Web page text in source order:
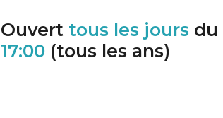
Ouvert tous les joursdu
17:00(tous les ans)